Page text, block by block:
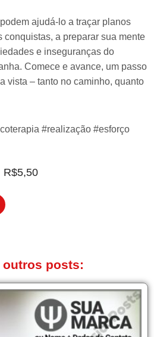
ajudá-lo a traçar planos
conquistas, a preparar sua mente
e inseguranças do
Comece e avance, um passo
vista – tanto no caminho, quanto
#realização #esforço
R$5,50
outros posts: